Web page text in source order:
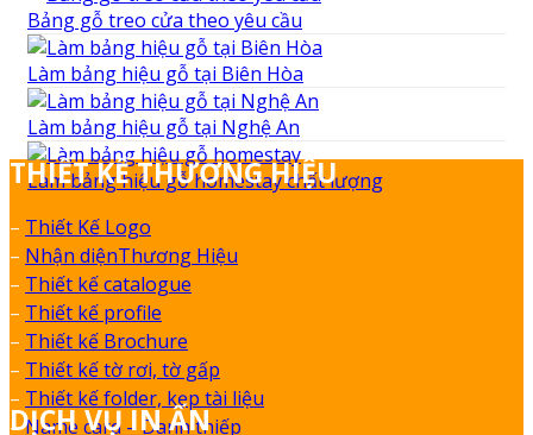
Bảng gỗ treo cửa theo yêu cầu
Làm bảng hiệu gỗ tại Biên Hòa
Làm bảng hiệu gỗ tại Nghệ An
Làm bảng hiệu gỗ homestay chất lượng
THIẾT KẾ THƯƠNG HIỆU
– Thiết Kế Logo
– Nhận diệnThương Hiệu
– Thiết kế catalogue
– Thiết kế profile
– Thiết kế Brochure
– Thiết kế tờ rơi, tờ gấp
– Thiết kế folder, kẹp tài liệu
–Name card – Danh thiếp
DỊCH VỤ IN ẤN